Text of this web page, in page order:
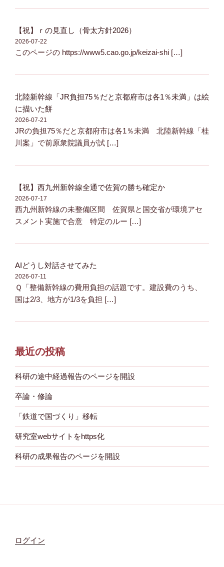
【祝】ｒの見直し（骨太方針2026）
2026-07-22
このページの https://www5.cao.go.jp/keizai-shi […]
北陸新幹線「JR負担75％だと京都府市は各1％未満」は絵
に描いた餅
2026-07-21
JRの負担75％だと京都府市は各1％未満 北陸新幹線「桂
川案」で前原衆院議員が試 […]
【祝】西九州新幹線全通で佐賀の勝ち確定か
2026-07-17
西九州新幹線の未整備区間 佐賀県と国交省が環境アセ
スメント実施で合意 特定のルー […]
AIどうし対話させてみた
2026-07-11
Ｑ「整備新幹線の費用負担の話題です。建設費のうち、
国は2/3、地方が1/3を負担 […]
最近の投稿
科研の途中経過報告のページを開設
卒論・修論
「鉄道で国づくり」移転
研究室webサイトをhttps化
科研の成果報告のページを開設
ログイン